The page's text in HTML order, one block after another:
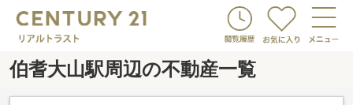
伯耆大山駅周辺の不動産一覧